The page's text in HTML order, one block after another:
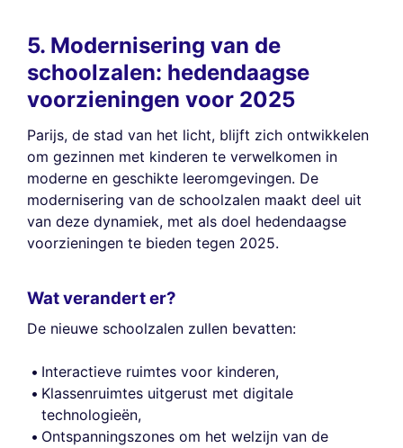
5. Modernisering van de
schoolzalen: hedendaagse
voorzieningen voor 2025
Parijs, de stad van het licht, blijft zich ontwikkelen
om gezinnen met kinderen te verwelkomen in
moderne en geschikte leeromgevingen. De
modernisering van de schoolzalen maakt deel uit
van deze dynamiek, met als doel hedendaagse
voorzieningen te bieden tegen 2025.
Wat verandert er?
De nieuwe schoolzalen zullen bevatten:
Interactieve ruimtes voor kinderen,
Klassenruimtes uitgerust met digitale
technologieën,
Ontspanningszones om het welzijn van de